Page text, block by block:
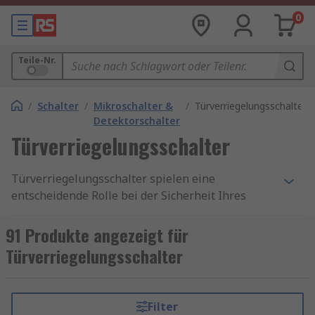
0
Teile-Nr.
/ Schalter / Mikroschalter &
Detektorschalter
/ Türverriegelungsschalter
Türverriegelungsschalter
Türverriegelungsschalter spielen eine
entscheidende Rolle bei der Sicherheit Ihres
Notwendigkeit, den Zugang zu sensiblen
Bereichen zu kontrollieren, sind hochwertige
Türverriegelungsschalter unverzichtbar
unverzichtbare Komponenten für die Sicherheit
91 Produkte angezeigt für
Türverriegelungsschalter
Filter